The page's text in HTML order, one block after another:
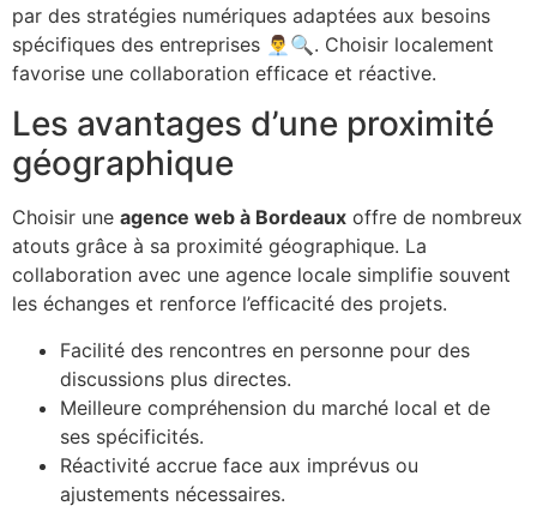
par des stratégies numériques adaptées aux besoins
spécifiques des entreprises 👨‍💼🔍. Choisir localement
favorise une collaboration efficace et réactive.
Les avantages d’une proximité
géographique
Choisir une agence web à Bordeaux offre de nombreux
atouts grâce à sa proximité géographique. La
collaboration avec une agence locale simplifie souvent
les échanges et renforce l’efficacité des projets.
Facilité des rencontres en personne pour des
discussions plus directes.
Meilleure compréhension du marché local et de
ses spécificités.
Réactivité accrue face aux imprévus ou
ajustements nécessaires.